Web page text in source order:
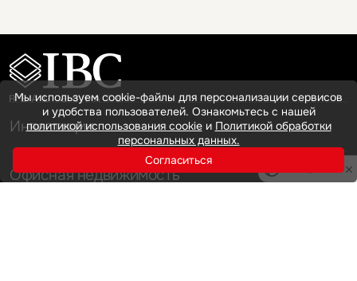
Инвестиции
Офисная недвижимость
Мы используем cookie-файлы для персонализации сервисов
и удобства пользователей. Ознакомьтесь с нашей
политикой использования cookieи Политикой обработки
персональных данных.
Согласиться